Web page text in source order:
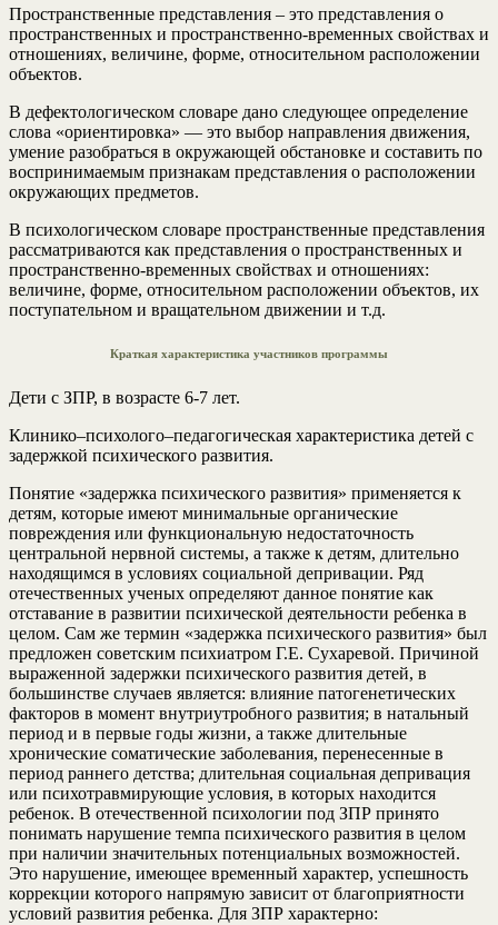
Пространственные представления – это представления о
пространственных и пространственно-временных свойствах и
отношениях, величине, форме, относительном расположении
объектов.
В дефектологическом словаре дано следующее определение
слова «ориентировка» — это выбор направления движения,
умение разобраться в окружающей обстановке и составить по
воспринимаемым признакам представления о расположении
окружающих предметов.
В психологическом словаре пространственные представления
рассматриваются как представления о пространственных и
пространственно-временных свойствах и отношениях:
величине, форме, относительном расположении объектов, их
поступательном и вращательном движении и т.д.
Краткая характеристика участников программы
Дети с ЗПР, в возрасте 6-7 лет.
Клинико–психолого–педагогическая характеристика детей с
задержкой психического развития.
Понятие «задержка психического развития» применяется к
детям, которые имеют минимальные органические
повреждения или функциональную недостаточность
центральной нервной системы, а также к детям, длительно
находящимся в условиях социальной депривации. Ряд
отечественных ученых определяют данное понятие как
отставание в развитии психической деятельности ребенка в
целом. Сам же термин «задержка психического развития» был
предложен советским психиатром Г.Е. Сухаревой. Причиной
выраженной задержки психического развития детей, в
большинстве случаев является: влияние патогенетических
факторов в момент внутриутробного развития; в натальный
период и в первые годы жизни, а также длительные
хронические соматические заболевания, перенесенные в
период раннего детства; длительная социальная депривация
или психотравмирующие условия, в которых находится
ребенок. В отечественной психологии под ЗПР принято
понимать нарушение темпа психического развития в целом
при наличии значительных потенциальных возможностей.
Это нарушение, имеющее временный характер, успешность
коррекции которого напрямую зависит от благоприятности
условий развития ребенка. Для ЗПР характерно: